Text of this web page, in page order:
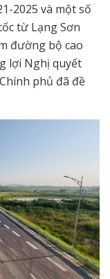
2025 và một số
từ Lạng Sơn
đường bộ cao
lợi Nghị quyết
phủ đã đề